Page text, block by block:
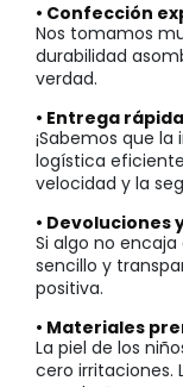
• Confección
Nos tomamos
durabilidad
verdad.
• Entrega
¡Sabemos que
logística
velocidad y la
• Devoluciones
Si algo no
sencillo y
positiva.
• Materiales
La piel de los
cero irritaciones.